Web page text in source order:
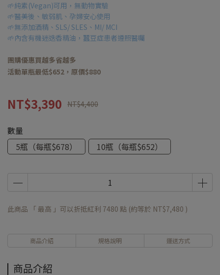
🌱純素(Vegan)可用，無動物實驗
🌱醫美後、敏弱肌、孕婦安心使用
🌱無添加酒精、SLS/ SLES、MI/ MCI
🌱內含有機迷迭香精油，蠶豆症患者遵照醫囑
團購優惠買越多省越多
活動單瓶最低$652，原價$880
NT$3,390 NT$4,400
數量
5瓶（每瓶$678）
10瓶（每瓶$652）
此商品 「 最高 」可以折抵紅利 7480 點 (約等於 NT$7,480 )
商品介紹 規格說明 運送方式
商品介紹